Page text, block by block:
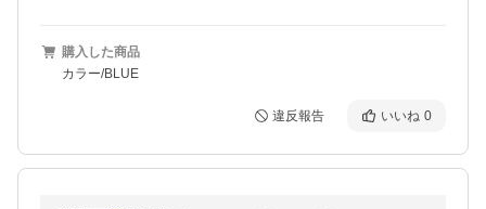
購入した商品
カラー/BLUE
違反報告 いいね 0